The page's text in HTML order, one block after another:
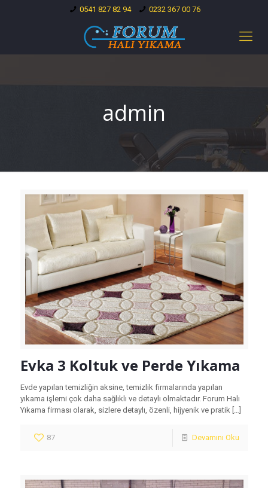
0541 827 82 94 0232 367 00 76
admin
Evka 3 Koltuk ve Perde Yıkama
Evde yapılan temizliğin aksine, temizlik firmalarında yapılan
yıkama işlemi çok daha sağlıklı ve detaylı olmaktadır. Forum Halı
Yıkama firması olarak, sizlere detaylı, özenli, hijyenik ve pratik[…]
87 Devamını Oku